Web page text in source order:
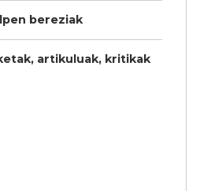
bereziak
artikuluak, kritikak